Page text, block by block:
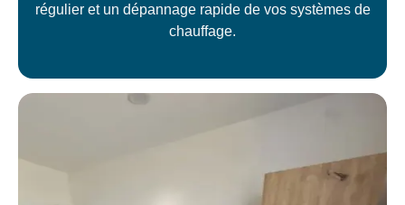
régulier et un dépannage rapide de vos systèmes de
chauffage.